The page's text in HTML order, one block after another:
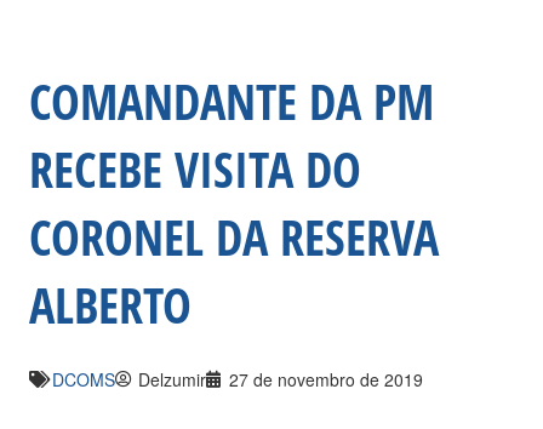
COMANDANTE DA PM
RECEBE VISITA DO
CORONEL DA RESERVA
ALBERTO
DCOMS Delzumir 27 de novembro de 2019